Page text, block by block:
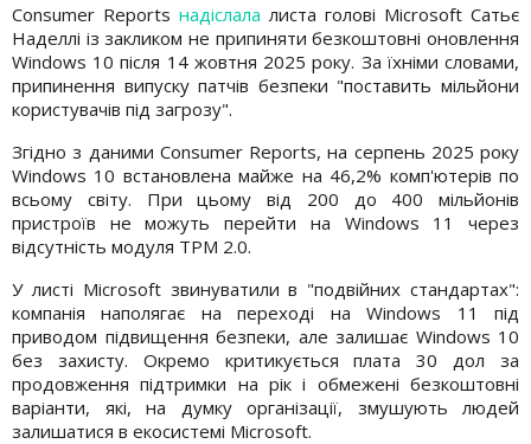
Consumer Reports надіслала листа голові Microsoft Сатьє
Наделлі із закликом не припиняти безкоштовні оновлення
Windows 10 після 14 жовтня 2025 року. За їхніми словами,
припинення випуску патчів безпеки "поставить мільйони
користувачів під загрозу".
Згідно з даними Consumer Reports, на серпень 2025 року
Windows 10 встановлена майже на 46,2% комп'ютерів по
всьому світу. При цьому від 200 до 400 мільйонів
пристроїв не можуть перейти на Windows 11 через
відсутність модуля TPM 2.0.
У листі Microsoft звинуватили в "подвійних стандартах":
компанія наполягає на переході на Windows 11 під
приводом підвищення безпеки, але залишає Windows 10
без захисту. Окремо критикується плата 30 дол за
продовження підтримки на рік і обмежені безкоштовні
варіанти, які, на думку організації, змушують людей
залишатися в екосистемі Microsoft.